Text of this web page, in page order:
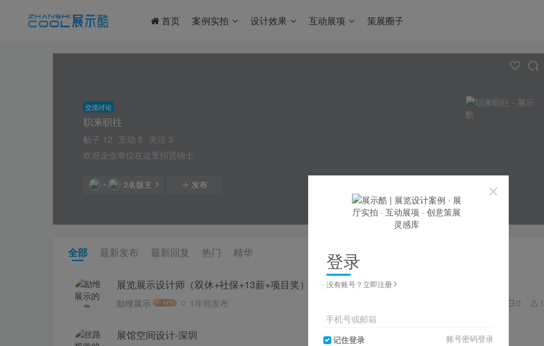
首页 案例实拍 设计效果 互动展项 策展圈子
交流讨论
职来职往
帖子 12 互动 5 关注 3
欢迎企业单位在这里招贤纳士
2名版主 发布
全部 最新发布 最新回复 热门 精华
展览展示设计师（双休+社保+13薪+项目奖）
励维展示 1年前发布 0 1
展馆空间设计-深圳
登录
没有账号？立即注册
手机号或邮箱
记住登录 账号密码登录